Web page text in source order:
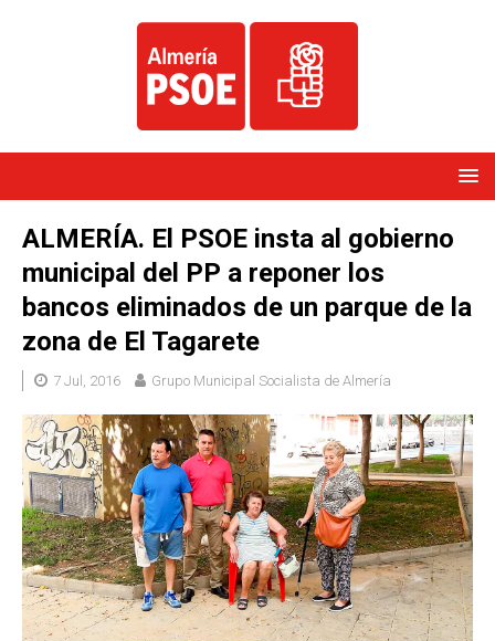
ALMERÍA. El PSOE insta al gobierno
municipal del PP a reponer los
bancos eliminados de un parque de la
zona de El Tagarete
7 Jul, 2016 Grupo Municipal Socialista de Almería